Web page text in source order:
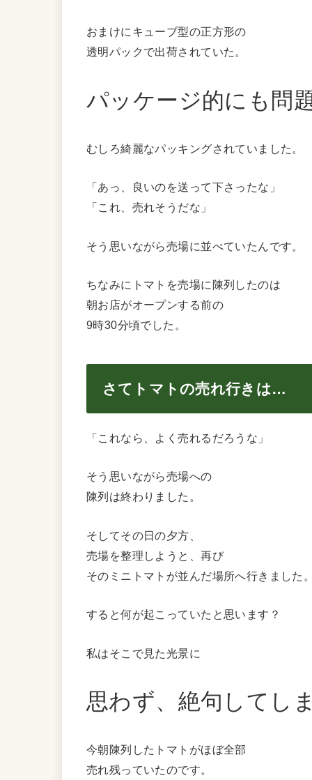
おまけにキューブ型の正方形の
透明パックで出荷されていた。
パッケージ的にも問
むしろ綺麗なパッキングされていました。
「あっ、良いのを送って下さったな」
「これ、売れそうだな」
そう思いながら売場に並べていたんです。
ちなみにトマトを売場に陳列したのは
朝お店がオープンする前の
9時30分頃でした。
さてトマトの売れ行きは…
「これなら、よく売れるだろうな」
そう思いながら売場への
陳列は終わりました。
そしてその日の夕方、
売場を整理しようと、再び
そのミニトマトが並んだ場所へ行きました
すると何が起こっていたと思います？
私はそこで見た光景に
思わず、絶句してし
今朝陳列したトマトがほぼ全部
売れ残っていたのです。